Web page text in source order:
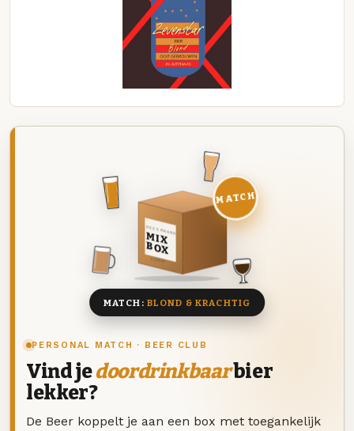
PERSONAL MATCH · BEER CLUB
Vind jedoordrinkbaarbier
lekker?
De Beer koppelt je aan een box met toegankelijk
DEZE MAAND
MIX
BOX
8 BIEREN
MATCH
MATCH: BLOND & KRACHTIG